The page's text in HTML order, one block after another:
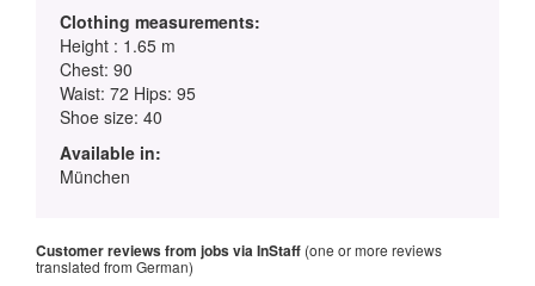
Clothing measurements:
Height : 1.65 m
Chest: 90
Waist: 72 Hips: 95
Shoe size: 40
Available in:
München
Customer reviews from jobs via InStaff (one or more reviews
translated from German)